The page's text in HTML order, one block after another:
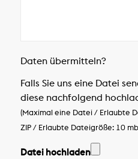
Daten übermitteln?
Falls Sie uns eine Datei
diese nachfolgend
(Maximal eine Datei / Erlaubte
ZIP / Erlaubte Dateigröße: 10
Datei hochladen